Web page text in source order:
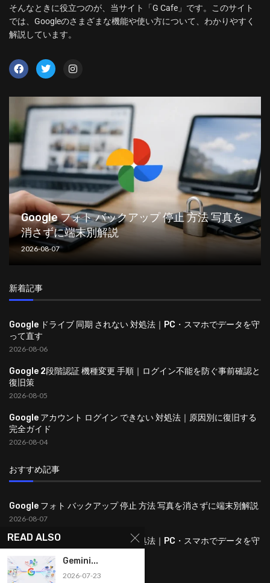
そんなときに役立つのが、当サイト「G Cafe」です。このサイト
では、Googleのさまざまな機能や使い方について、わかりやすく
解説しています。
Google フォト バックアップ 停止 方法 写真を
消さずに端末別解説
2026-08-07
新着記事
Google ドライブ 同期 されない 対処法｜PC・スマホでデータを守
って直す
2026-08-06
Google 2段階認証 機種変更 手順｜ログイン不能を防ぐ事前確認と
復旧策
2026-08-05
Google アカウント ログイン できない 対処法｜原因別に復旧する
完全ガイド
2026-08-04
おすすめ記事
Google フォト バックアップ 停止 方法 写真を消さずに端末別解説
2026-08-07
Google ドライブ 同期 されない 対処法｜PC・スマホでデータを守
2026-08-06
READ ALSO
Gemini...
2026-07-23